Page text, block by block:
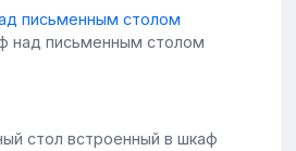
над письменным столом